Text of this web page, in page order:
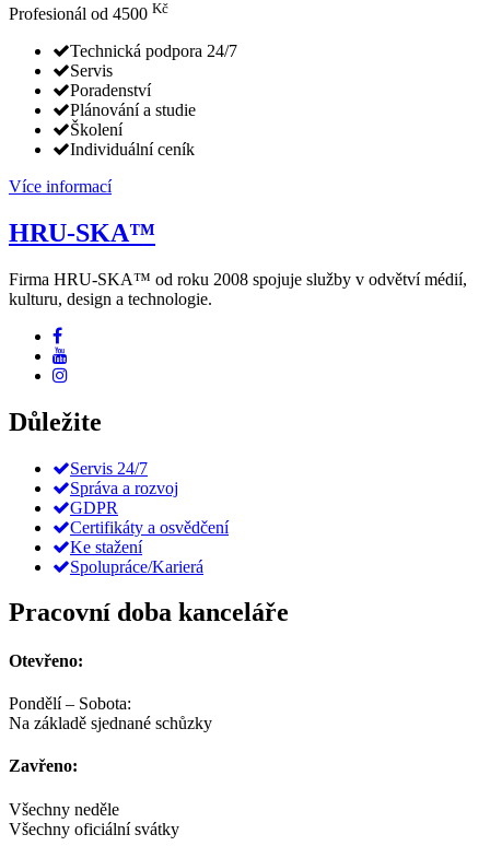
Profesionál od 4500 Kč
Technická podpora 24/7
Servis
Poradenství
Plánování a studie
Školení
Individuální ceník
Více informací
HRU-SKA™
Firma HRU-SKA™ od roku 2008 spojuje služby v odvětví médií,
kulturu, design a technologie.
Důležite
Servis 24/7
Správa a rozvoj
GDPR
Certifikáty a osvědčení
Ke stažení
Spolupráce/Karierá
Pracovní doba kanceláře
Otevřeno:
Pondělí – Sobota:
Na základě sjednané schůzky
Zavřeno:
Všechny neděle
Všechny oficiální svátky